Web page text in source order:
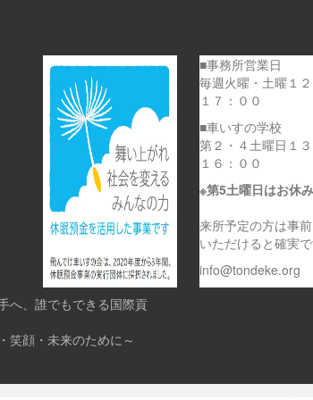
■事務所営業日
毎週火曜・土曜１
１７：００
■車いすの学校
第２・４土曜日１
１６：００
※第5土曜日はお休
来所予定の方は事
いただけると確実
info@tondeke.org
へ、誰でもできる国際貢
～
笑顔・未来のために～